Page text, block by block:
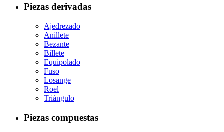
Piezas derivadas
Ajedrezado
Anillete
Bezante
Billete
Equipolado
Fuso
Losange
Roel
Triángulo
Piezas compuestas